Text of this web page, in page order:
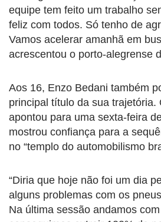
equipe tem feito um trabalho
feliz com todos. Só tenho de
Vamos acelerar amanhã em
acrescentou o porto-alegrense
Aos 16, Enzo Bedani também
principal título da sua trajetória.
apontou para uma sexta-feira
mostrou confiança para a
no “templo do automobilismo
“Diria que hoje não foi um dia
alguns problemas com os
Na última sessão andamos